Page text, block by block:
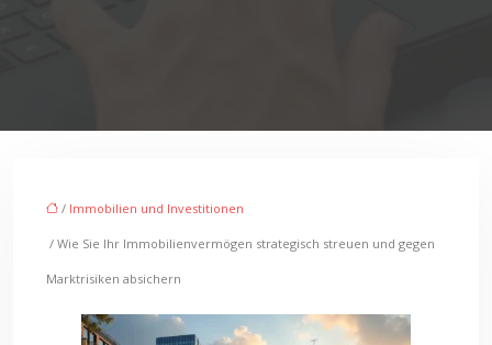
/ Immobilien und Investitionen
/ Wie Sie Ihr Immobilienvermögen strategisch streuen und gegen
Marktrisiken absichern